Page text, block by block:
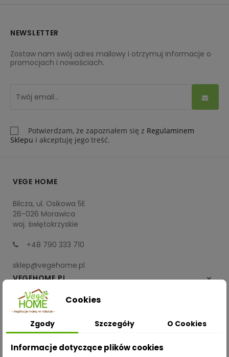
NEWSLETTER
Zostaw nam swój adres mailowy i otrzymuj informacje o
promocjach i nowościach.
Potwierdzam, że zapoznałem się z Regulaminem
Sklepu i akceptuję jego treść.
VEGE HOME
Bilcza, ul. Osikowa 5E
26-026 Morawica
woj. świętokrzyskie
+48 790 333 710
sklep@vegehome.pl
VEGEHOME.PL

INFORMACJE
ZAKUPY
Cookies
Zgody Szczegóły O Cookies
Informacje dotyczące plików cookies